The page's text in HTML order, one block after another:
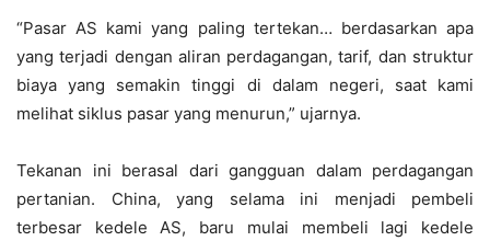
“Pasar AS kami yang paling tertekan… berdasarkan apa
yang terjadi dengan aliran perdagangan, tarif, dan struktur
biaya yang semakin tinggi di dalam negeri, saat kami
melihat siklus pasar yang menurun,” ujarnya.
Tekanan ini berasal dari gangguan dalam perdagangan
pertanian. China, yang selama ini menjadi pembeli
terbesar kedele AS, baru mulai membeli lagi kedele